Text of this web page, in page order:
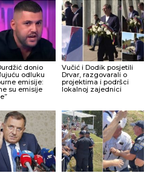
donio
odluku
emisije:
su emisije
Vučić i Dodik posjetili
Drvar, razgovarali o
projektima i podršci
lokalnoj zajednici